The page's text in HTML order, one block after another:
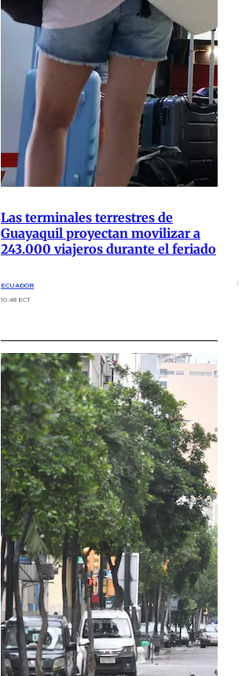
Las terminales terrestres de
Guayaquil proyectan movilizar a
243.000 viajeros durante el feriado
ECUADOR
10:48 ECT